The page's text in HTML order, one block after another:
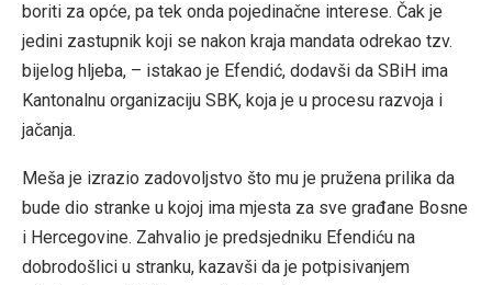
boriti za opće, pa tek onda pojedinačne interese. Čak je
jedini zastupnik koji se nakon kraja mandata odrekao tzv.
bijelog hljeba, – istakao je Efendić, dodavši da SBiH ima
Kantonalnu organizaciju SBK, koja je u procesu razvoja i
jačanja.
Meša je izrazio zadovoljstvo što mu je pružena prilika da
bude dio stranke u kojoj ima mjesta za sve građane Bosne
i Hercegovine. Zahvalio je predsjedniku Efendiću na
dobrodošlici u stranku, kazavši da je potpisivanjem